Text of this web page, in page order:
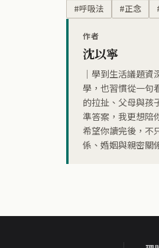
#呼吸法 #正念
作者
沈以寧
｜學到生活議題
學，也習慣從一句
的拉扯、父母與孩
準答案，我更想陪
希望你讀完後，不
係、婚姻與親密關